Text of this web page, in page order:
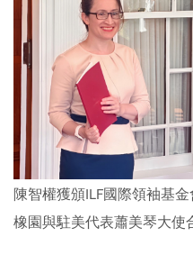
陳智權獲頒ILF國際領袖基
橡園與駐美代表蕭美琴大使